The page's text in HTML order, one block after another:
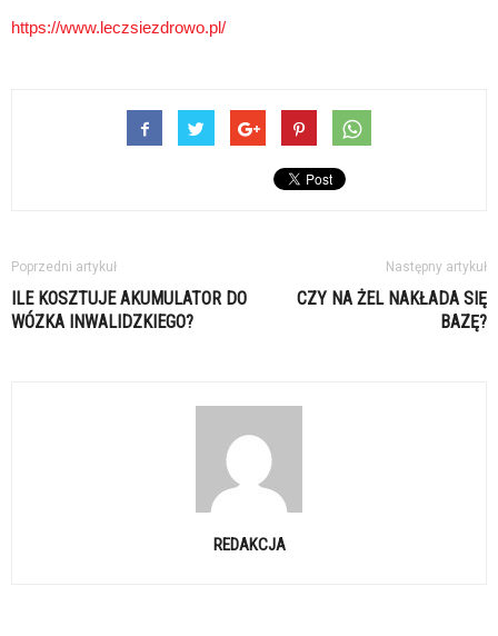
https://www.leczsiezdrowo.pl/
Poprzedni artykuł
ILE KOSZTUJE AKUMULATOR DO
WÓZKA INWALIDZKIEGO?
Następny artykuł
CZY NA ŻEL NAKŁADA SIĘ
BAZĘ?
REDAKCJA